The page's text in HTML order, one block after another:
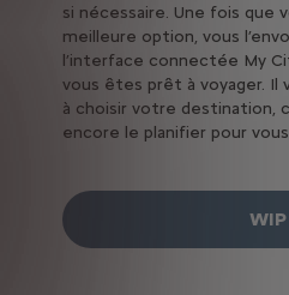
si nécessaire. Une fois que
meilleure option, vous
l’interface connectée My
vous êtes prêt à voyager. Il
à choisir votre destination,
encore le planifier pour
WIP